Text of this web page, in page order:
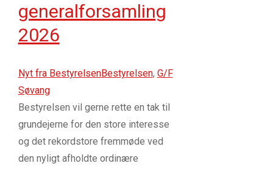
generalforsamling
2026
Nyt fra BestyrelsenBestyrelsen, G/F
Søvang
Bestyrelsen vil gerne rette en tak til
grundejerne for den store interesse
og det rekordstore fremmøde ved
den nyligt afholdte ordinære